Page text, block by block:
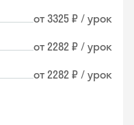
от 3325 ₽ / урок
от 2282 ₽ / урок
от 2282 ₽ / урок